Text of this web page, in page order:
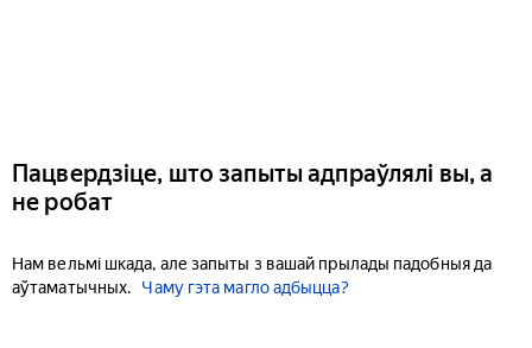
Пацвердзіце, што запыты адпраўлялі вы, а
не робат
Нам вельмі шкада, але запыты з вашай прылады падобныя да
аўтаматычных.
Чаму гэта магло адбыцца?